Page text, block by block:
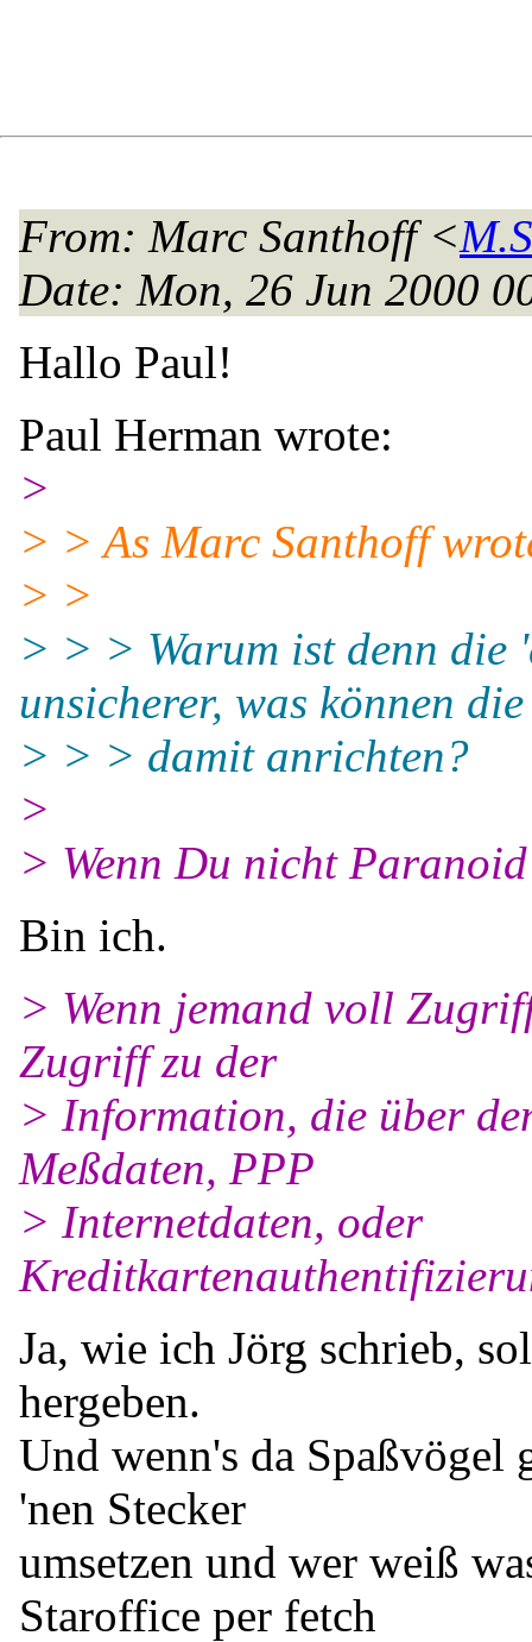
From: Marc Santhoff <
Date: Mon, 26 Jun 2000
Hallo Paul!
Paul Herman wrote:
>
> > As Marc Santhoff
> >
> > > Warum ist denn die
unsicherer, was können
> > > damit anrichten?
>
> Wenn Du nicht
Bin ich.
> Wenn jemand voll
Zugriff zu der
> Information, die über
Meßdaten, PPP
> Internetdaten, oder
Ja, wie ich Jörg schrieb,
hergeben.
Und wenn's da Spaßvögel
'nen Stecker
umsetzen und wer weiß
Staroffice per fetch